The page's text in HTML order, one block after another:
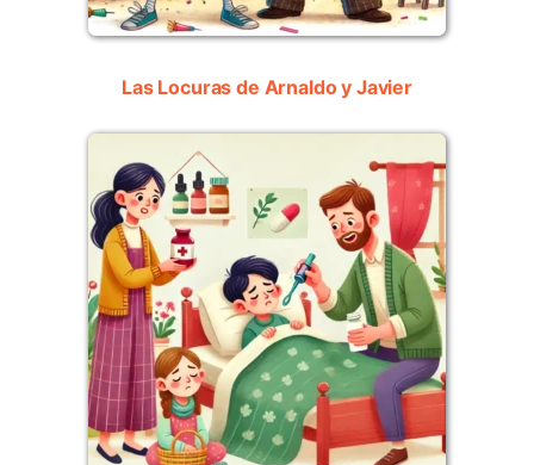
Las Locuras de Arnaldo y Javier